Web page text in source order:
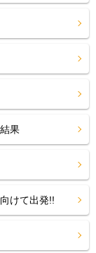
果
けて出発!!